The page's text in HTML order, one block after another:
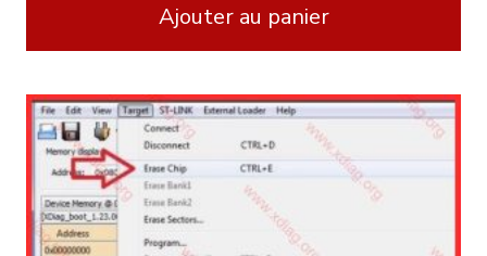
Ajouter au panier